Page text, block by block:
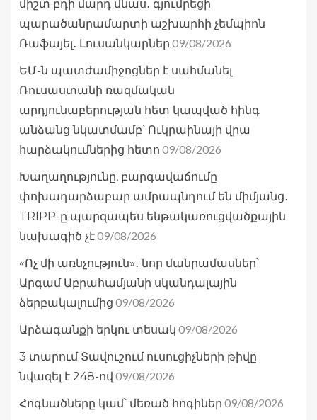
միշտ բդի մարդ մնաս․ գյումրեցի
պարածանրամարտի աշխարհի չեմպիոն
Ռաֆայել․ Լուսանկարներ 09/08/2026
ԵՄ-ն պատժամիջոցներ է սահմանել
Ռուսաստանի ռազմական
արդյունաբերության հետ կապված հինգ
անձանց նկատմամբ՝ Ուկրաինայի վրա
հարձակումներից հետո 09/08/2026
Խաղաղությունը, բարգավաճումը
փոխադարձաբար ամրապնդում են միմյանց․
TRIPP-ը պարզապես ենթակառուցվածքային
նախագիծ չէ09/08/2026
«Ոչ մի առնչություն»․ նոր մանրամասներ՝
Արգամ Աբրահամյանի սկանդալային
ձերբակալումից 09/08/2026
Արձագանքի երկու տեսակ 09/08/2026
3 տարում Տավուշում ուսուցիչների թիվը
նվազել է 248-ով 09/08/2026
Հոգնածները կամ՝ մեռած հոգիներ 09/08/2026